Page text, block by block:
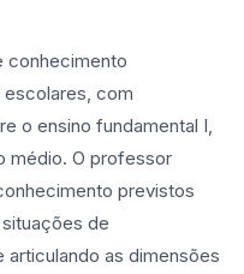
conhecimento
com
o ensino fundamental I,
médio. O professor
previstos
de
as dimensões